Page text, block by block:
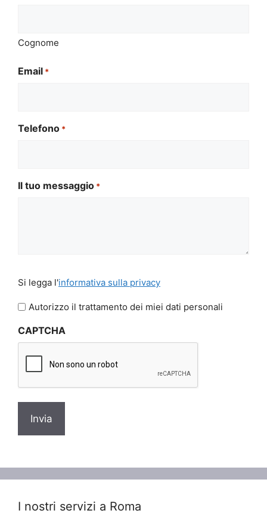
Cognome
Email *
Telefono *
Il tuo messaggio *
legga
l'informativa
privacy
Si legga l'informativa sulla privacy
Autorizzo il trattamento dei miei dati personali
CAPTCHA
I nostri servizi a Roma